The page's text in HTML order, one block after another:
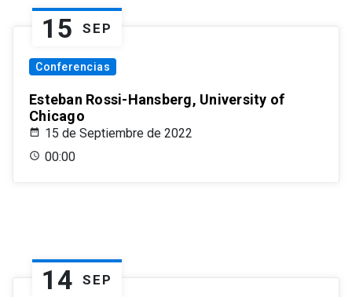
15 SEP
Conferencias
Esteban Rossi-Hansberg, University of
Chicago
15 de Septiembre de 2022
00:00
14 SEP